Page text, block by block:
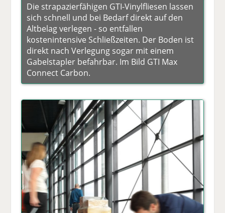
Die strapazierfähigen GTI-Vinylfliesen lassen
sich schnell und bei Bedarf direkt auf den
Altbelag verlegen - so entfallen
kostenintensive Schließzeiten. Der Boden ist
direkt nach Verlegung sogar mit einem
Gabelstapler befahrbar. Im Bild GTI Max
Connect Carbon.